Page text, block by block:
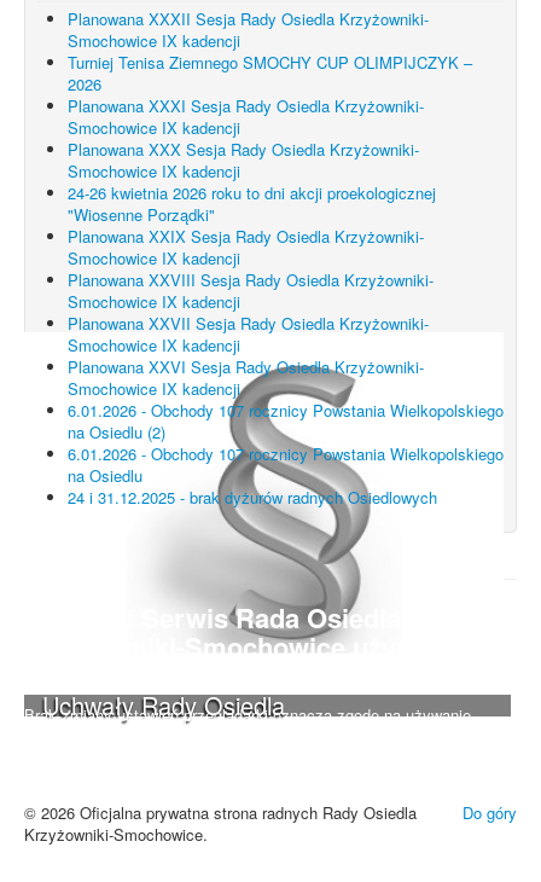
Uchwały Rady Osiedla
Planowana XXXII Sesja Rady Osiedla Krzyżowniki-
Smochowice IX kadencji
Turniej Tenisa Ziemnego SMOCHY CUP OLIMPIJCZYK –
2026
Planowana XXXI Sesja Rady Osiedla Krzyżowniki-
Smochowice IX kadencji
Planowana XXX Sesja Rady Osiedla Krzyżowniki-
Smochowice IX kadencji
24-26 kwietnia 2026 roku to dni akcji proekologicznej
"Wiosenne Porządki"
Planowana XXIX Sesja Rady Osiedla Krzyżowniki-
Smochowice IX kadencji
Planowana XXVIII Sesja Rady Osiedla Krzyżowniki-
Smochowice IX kadencji
Planowana XXVII Sesja Rady Osiedla Krzyżowniki-
Smochowice IX kadencji
Planowana XXVI Sesja Rady Osiedla Krzyżowniki-
Smochowice IX kadencji
6.01.2026 - Obchody 107 rocznicy Powstania Wielkopolskiego
na Osiedlu (2)
6.01.2026 - Obchody 107 rocznicy Powstania Wielkopolskiego
na Osiedlu
24 i 31.12.2025 - brak dyżurów radnych Osiedlowych
UWAGA! Serwis Rada Osiedla
Krzyżowniki-Smochowice używa
Brak zmiany ustawień przeglądarki oznacza zgodę na używanie
Do góry
© 2026 Oficjalna prywatna strona radnych Rady Osiedla
Krzyżowniki-Smochowice.